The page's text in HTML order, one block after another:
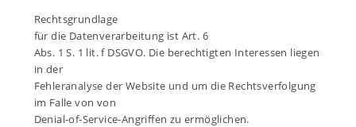
Rechtsgrundlage
für die Datenverarbeitung ist Art. 6
Abs. 1 S. 1 lit. f DSGVO. Die berechtigten Interessen liegen
in der
Fehleranalyse der Website und um die Rechtsverfolgung
im Falle von von
Denial-of-Service-Angriffen zu ermöglichen.